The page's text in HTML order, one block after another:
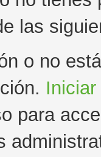
las
o no
para